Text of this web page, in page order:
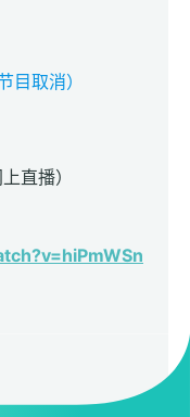
节目取消）
直播）